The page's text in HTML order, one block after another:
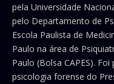
pela Universidade
pelo Departamento de
Escola Paulista de
Paulo na área de
Paulo (Bolsa CAPES).
psicologia forense do